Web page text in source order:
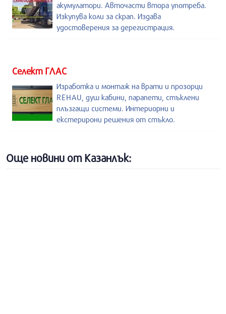
акумулатори. Авточасти втора употреба.
Изкупува коли за скрап. Издава
удостоверения за дерегистрация.
Селект ГЛАС
Изработка и монтаж на врати и прозорци
REHAU, душ кабини, парапети, стъклени
плъзгащи системи. Интериорни и
екстерирони решения от стъкло.
Още новини от Казанлък: